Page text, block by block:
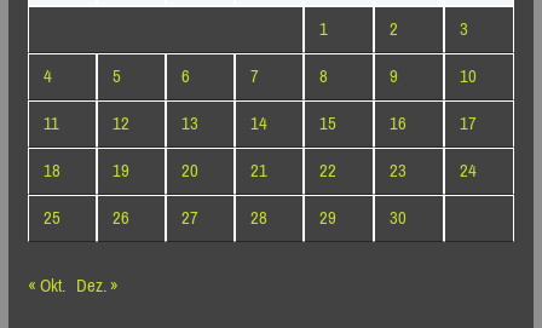
1
2
3
4
5 6 7 8 9
10
11
12 13 14 15 16
17
18
19 20 21 22 23
24
25
26 27 28 29
30
« Okt. Dez. »